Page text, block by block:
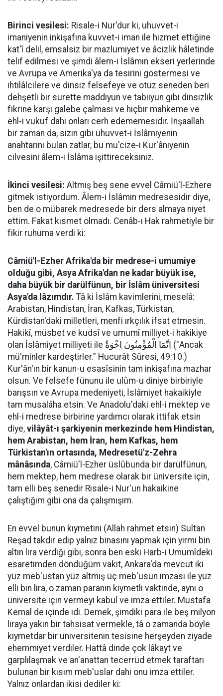
Birinci vesilesi: Risale-i Nur'dur ki, uhuvvet-i
imaniyenin inkişafına kuvvet-i iman ile hizmet ettiğine
kat'î delil, emsalsiz bir mazlumiyet ve âcizlik hâletinde
telif edilmesi ve şimdi âlem-i İslâmın ekseri yerlerinde
ve Avrupa ve Amerika'ya da tesirini göstermesi ve
ihtilâlcilere ve dinsiz felsefeye ve otuz seneden beri
dehşetli bir surette maddiyun ve tabiiyun gibi dinsizlik
fikrine karşı galebe çalması ve hiçbir mahkeme ve
ehl-i vukuf dahi onları cerh edememesidir. İnşaallah
bir zaman da, sizin gibi uhuvvet-i İslâmiyenin
anahtarını bulan zatlar, bu mu'cize-i Kur'âniyenin
cilvesini âlem-i İslâma işittireceksiniz.
İkinci vesilesi: Altmış beş sene evvel Câmiü'l-Ezhere
gitmek istiyordum. Âlem-i İslâmın medresesidir diye,
ben de o mübarek medresede bir ders almaya niyet
ettim. Fakat kısmet olmadı. Cenâb-ı Hak rahmetiyle bir
fikir ruhuma verdi ki:
Câmiü'l-Ezher Afrika'da bir medrese-i umumiye
olduğu gibi, Asya Afrika'dan ne kadar büyük ise,
daha büyük bir darülfünun, bir İslâm üniversitesi
Asya'da lâzımdır. Tâ ki İslâm kavimlerini, meselâ:
Arabistan, Hindistan, İran, Kafkas, Türkistan,
Kürdistan'daki milletleri, menfi ırkçılık ifsat etmesin.
Hakikî, müsbet ve kudsî ve umumî milliyet-i hakikiye
olan İslâmiyet milliyeti ile اِنَّمَا الْمُؤْمِنُونَ اِخْوَةٌ ("Ancak
mü'minler kardeştirler." Hucurât Sûresi, 49:10.)
Kur'ân'ın bir kanun-u esasîsinin tam inkişafına mazhar
olsun. Ve felsefe fünunu ile ulûm-u diniye birbiriyle
barışsın ve Avrupa medeniyeti, İslâmiyet hakaikiyle
tam musalâha etsin. Ve Anadolu'daki ehl-i mektep ve
ehl-i medrese birbirine yardımcı olarak ittifak etsin
diye, vilâyât-ı şarkiyenin merkezinde hem Hindistan,
hem Arabistan, hem İran, hem Kafkas, hem
Türkistan'ın ortasında, Medresetü'z-Zehra
mânâsında, Câmiü'l-Ezher üslûbunda bir darülfünun,
hem mektep, hem medrese olarak bir üniversite için,
tam elli beş senedir Risale-i Nur'un hakaikine
çalıştığım gibi ona da çalışmışım.
En evvel bunun kıymetini (Allah rahmet etsin) Sultan
Reşad takdir edip yalnız binasını yapmak için yirmi bin
altın lira verdiği gibi, sonra ben eski Harb-i Umumîdeki
esaretimden döndüğüm vakit, Ankara'da mevcut iki
yüz meb'ustan yüz altmış üç meb'usun imzası ile yüz
elli bin lira, o zaman paranın kıymetli vaktinde, aynı o
üniversite için vermeyi kabul ve imza ettiler. Mustafa
Kemal de içinde idi. Demek, şimdiki para ile beş milyon
liraya yakın bir tahsisat vermekle, tâ o zamanda böyle
kıymetdar bir üniversitenin tesisine herşeyden ziyade
ehemmiyet verdiler. Hattâ dinde çok lâkayt ve
garplılaşmak ve an'anattan tecerrüd etmek taraftarı
bulunan bir kısım meb'uslar dahi onu imza ettiler.
Yalnız onlardan ikisi dediler ki: